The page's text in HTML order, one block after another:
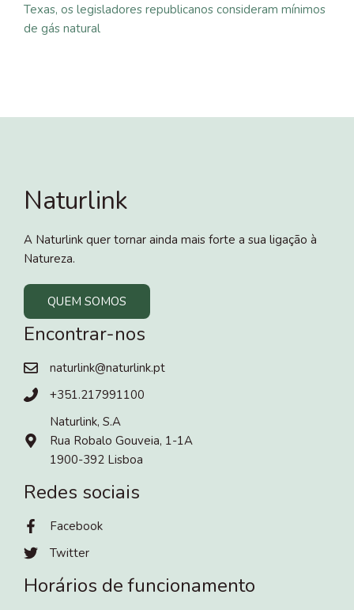
Texas, os legisladores republicanos consideram mínimos
de gás natural
Naturlink
A Naturlink quer tornar ainda mais forte a sua ligação à
Natureza.
QUEM SOMOS
Encontrar-nos
naturlink@naturlink.pt
+351.217991100
Naturlink, S.A
Rua Robalo Gouveia, 1-1A
1900-392 Lisboa
Redes sociais
Facebook
Twitter
Horários de funcionamento